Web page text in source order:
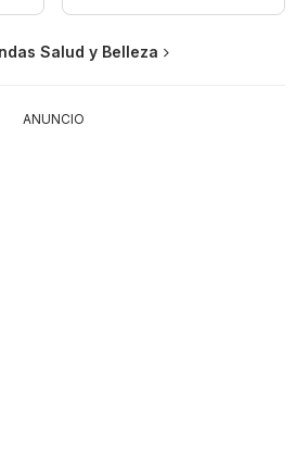
Salud y Belleza
ANUNCIO